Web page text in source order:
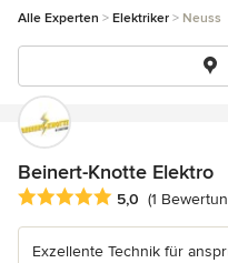
Alle Experten Elektriker Neuss
Beinert-Knotte Elektro
Durchschnittliche
5,0 (1
Exzellente Technik für